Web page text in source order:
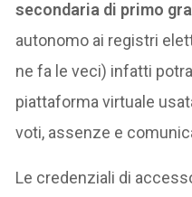
secondaria di primo
autonomo ai registri
ne fa le veci) infatti
piattaforma virtuale
voti, assenze e
Le credenziali di